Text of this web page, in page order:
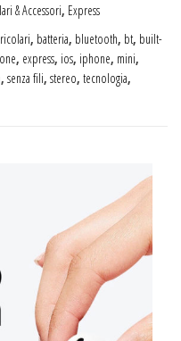
& Accessori, Express
, batteria, bluetooth, bt, built-
, express, ios, iphone, mini,
, senza fili, stereo, tecnologia,